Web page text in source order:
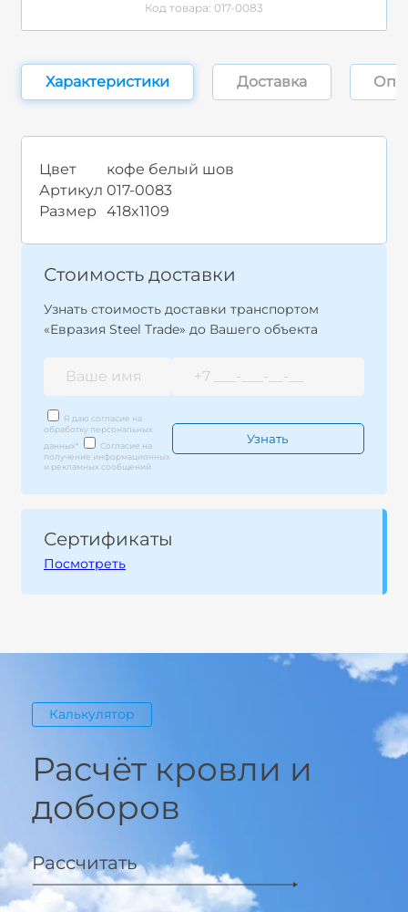
Код товара: 017-0083
Характеристики Доставка
Цвет
кофе белый шов
Артикул 017-0083
Размер
418x1109
Стоимость доставки
Узнать стоимость доставки транспортом
«Евразия Steel Trade» до Вашего объекта
Я даю согласие на
обработку персональных
данных*
Согласие на
получение информационных
и рекламных сообщений
Сертификаты
Посмотреть
Калькулятор
Расчёт кровли и
доборов
Рассчитать